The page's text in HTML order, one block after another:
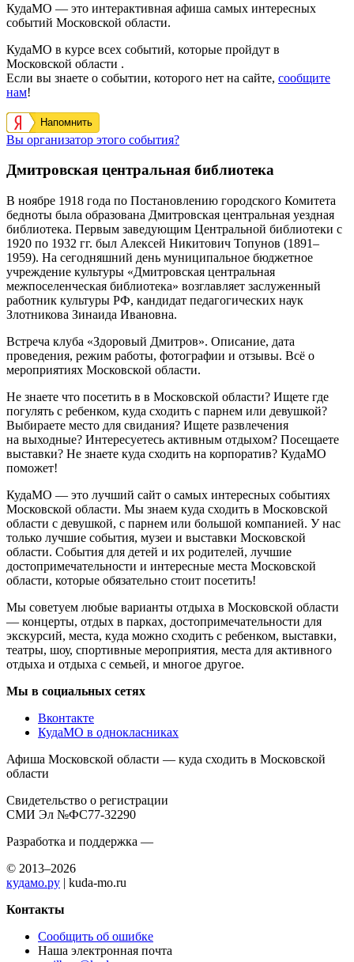
КудаМО — это интерактивная афиша самых интересных
событий Московской области.
КудаМО в курсе всех событий, которые пройдут в
Московской области .
Если вы знаете о событии, которого нет на сайте, сообщите
нам!
Напомнить
Вы организатор этого события?
Дмитровская центральная библиотека
В ноябре 1918 года по Постановлению городского Комитета
бедноты была образована Дмитровская центральная уездная
библиотека. Первым заведующим Центральной библиотеки с
1920 по 1932 гг. был Алексей Никитович Топунов (1891–
1959). На сегодняшний день муниципальное бюджетное
учреждение культуры «Дмитровская центральная
межпоселенческая библиотека» возглавляет заслуженный
работник культуры РФ, кандидат педагогических наук
Злотникова Зинаида Ивановна.
Встреча клуба «Здоровый Дмитров». Описание, дата
проведения, режим работы, фотографии и отзывы. Всё о
мероприятиях Московской области.
Не знаете что посетить в в Московской области? Ищете где
погулять с ребенком, куда сходить с парнем или девушкой?
Выбираете место для свидания? Ищете развлечения
на выходные? Интересуетесь активным отдыхом? Посещаете
выставки? Не знаете куда сходить на корпоратив? КудаМО
поможет!
КудаМО — это лучший сайт о самых интересных событиях
Московской области. Мы знаем куда сходить в Московской
области с девушкой, с парнем или большой компанией. У нас
только лучшие события, музеи и выставки Московской
области. События для детей и их родителей, лучшие
достопримечательности и интересные места Московской
области, которые обязательно стоит посетить!
Мы советуем любые варианты отдыха в Московской области
— концерты, отдых в парках, достопримечательности для
экскурсий, места, куда можно сходить с ребенком, выставки,
театры, шоу, спортивные мероприятия, места для активного
отдыха и отдыха с семьей, и многое другое.
Мы в социальных сетях
Вконтакте
КудаМО в однокласниках
Афиша Московской области — куда сходить в Московской
области
Свидетельство о регистрации
СМИ Эл №ФС77-32290
Разработка и поддержка —
© 2013–2026
кудамо.ру | kuda-mo.ru
Контакты
Сообщить об ошибке
Наша электронная почта